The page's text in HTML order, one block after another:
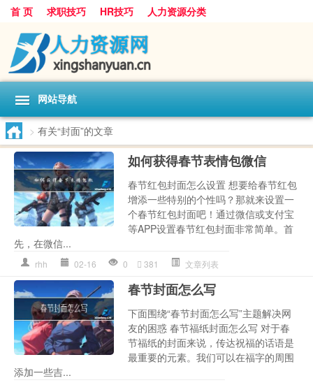
首 页 求职技巧 HR技巧 人力资源分类
网站导航
> 有关“封面”的文章
如何获得春节表情包微信
春节红包封面怎么设置 想要给春节红包
增添一些特别的个性吗？那就来设置一
个春节红包封面吧！通过微信或支付宝
等APP设置春节红包封面非常简单。首
先，在微信...
rhh 02-16 0 381 文章列表
春节封面怎么写
下面围绕“春节封面怎么写”主题解决网
友的困惑 春节福纸封面怎么写 对于春
节福纸的封面来说，传达祝福的话语是
最重要的元素。我们可以在福字的周围
添加一些吉...